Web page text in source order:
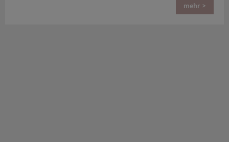
mehr >